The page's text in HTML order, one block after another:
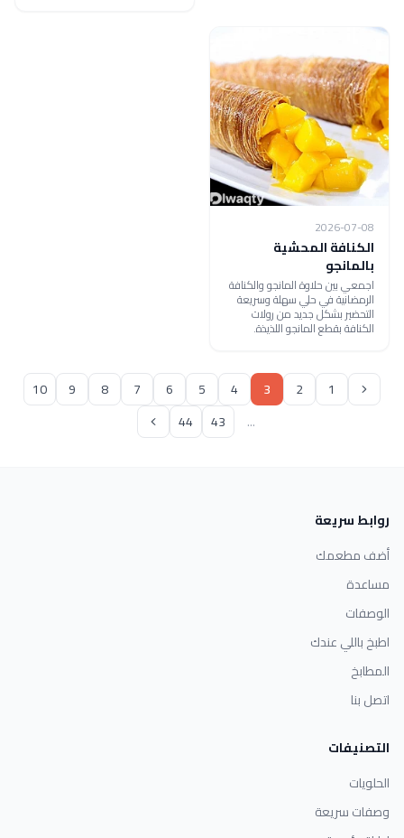
2026-07-08
الكنافة المحشية
بالمانجو
اجمعي بين حلاوة المانجو والكنافة
الرمضانية في حلي سهلة وسريعة
التحضير بشكل جديد من رولات
الكنافة بقطع المانجو اللذيذة.
1
2
3
4
5
6
7
8
9
10
...
43
44
روابط سريعة
أضف مطعمك
مساعدة
الوصفات
اطبخ باللي عندك
المطابخ
اتصل بنا
التصنيفات
الحلويات
وصفات سريعة